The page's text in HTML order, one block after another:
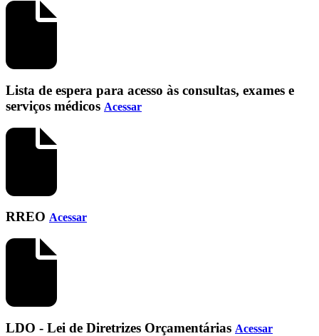
Lista de espera para acesso às consultas, exames e
serviços médicos Acessar
RREO Acessar
LDO - Lei de Diretrizes Orçamentárias Acessar